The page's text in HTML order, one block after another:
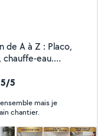
de A à Z : Placo,
chauffe-eau.
chaleur,
et de qualité
aux alentours
demande
5
mais je
chantier.